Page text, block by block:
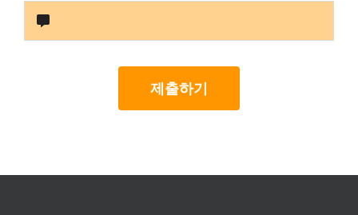
제출하기